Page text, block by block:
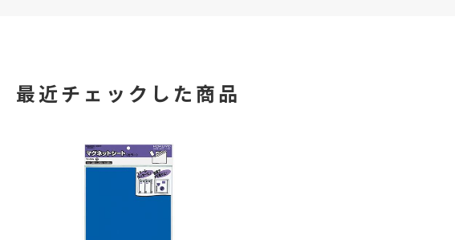
最近チェックした商品